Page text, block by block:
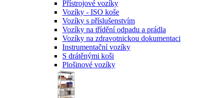
Přístrojové vozíky
Vozíky - ISO koše
Vozíky s příslušenstvím
Vozíky na třídění odpadu a prádla
Vozíky na zdravotnickou dokumentaci
Instrumentační vozíky
S drátěnými koši
Plošinové vozíky